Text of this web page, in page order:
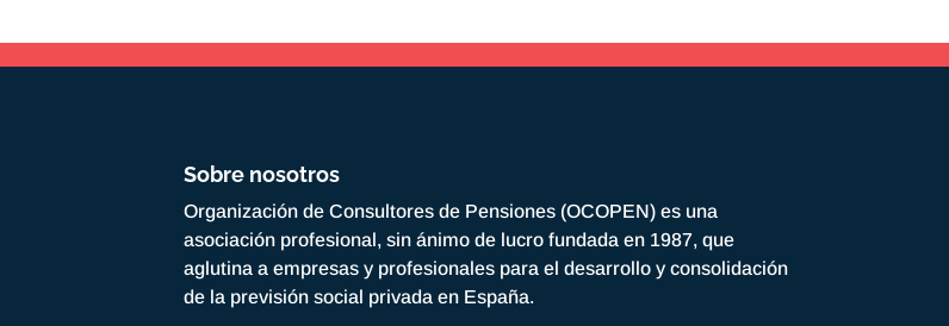
Sobre nosotros
Organización de Consultores de Pensiones (OCOPEN) es una
asociación profesional, sin ánimo de lucro fundada en 1987, que
aglutina a empresas y profesionales para el desarrollo y consolidación
de la previsión social privada en España.